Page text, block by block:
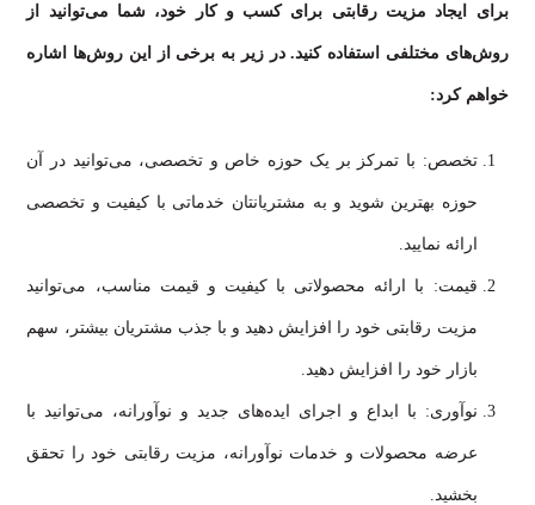
برای ایجاد مزیت رقابتی برای کسب و کار خود، شما می‌توانید از
روش‌های مختلفی استفاده کنید. در زیر به برخی از این روش‌ها اشاره
خواهم کرد:
تخصص: با تمرکز بر یک حوزه خاص و تخصصی، می‌توانید در آن
حوزه بهترین شوید و به مشتریانتان خدماتی با کیفیت و تخصصی
ارائه نمایید.
قیمت: با ارائه محصولاتی با کیفیت و قیمت مناسب، می‌توانید
مزیت رقابتی خود را افزایش دهید و با جذب مشتریان بیشتر، سهم
بازار خود را افزایش دهید.
نوآوری: با ابداع و اجرای ایده‌های جدید و نوآورانه، می‌توانید با
عرضه محصولات و خدمات نوآورانه، مزیت رقابتی خود را تحقق
بخشید.